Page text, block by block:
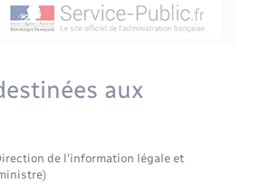
aux
de l'information légale et